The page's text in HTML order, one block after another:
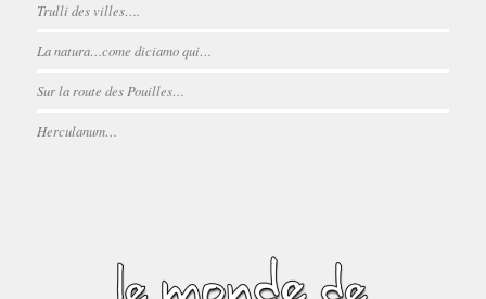
Trulli des villes….
La natura…come diciamo qui…
Sur la route des Pouilles…
Herculanum…